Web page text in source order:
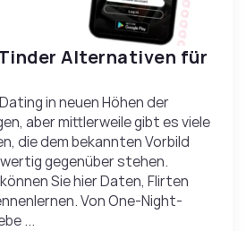
Alternativen für
in neuen Höhen der
aber mittlerweile gibt es viele
die dem bekannten Vorbild
gegenüber stehen.
Sie hier Daten, Flirten
Von One-Night-
...